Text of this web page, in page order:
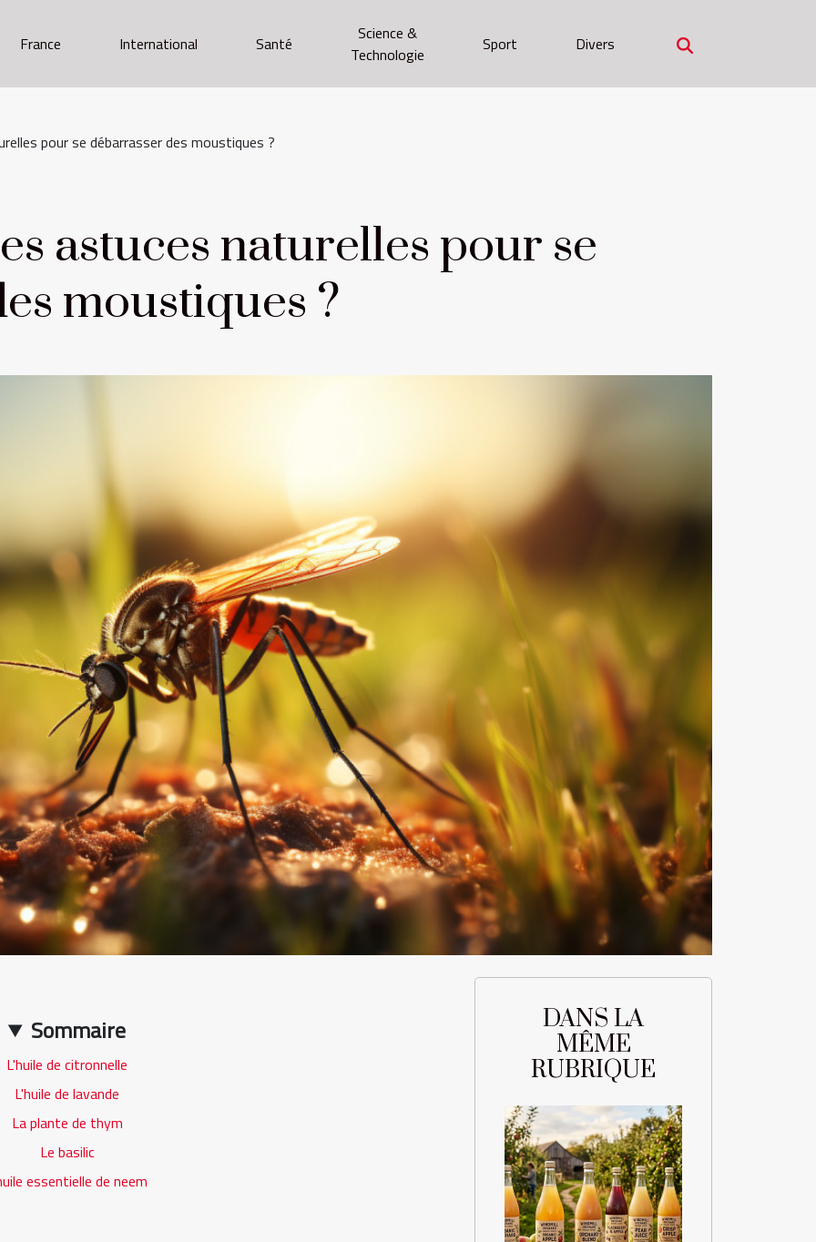
France International Santé
Science &
Technologie
Sport Divers
pour se débarrasser des moustiques ?
astuces naturelles pour se
moustiques ?
Sommaire
L'huile de citronnelle
L'huile de lavande
La plante de thym
Le basilic
essentielle de neem
DANS LA
MÊME
RUBRIQUE